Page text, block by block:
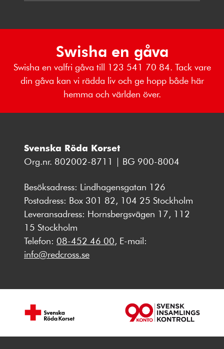
Swisha en gåva
Swisha en valfri gåva till 123 541 70 84. Tack vare
din gåva kan vi rädda liv och ge hopp både här
hemma och världen över.
Svenska Röda Korset
Org.nr. 802002-8711 | BG 900-8004
Besöksadress: Lindhagensgatan 126
Postadress: Box 301 82, 104 25 Stockholm
Leveransadress: Hornsbergsvägen 17, 112
15 Stockholm
Telefon: 08-452 46 00, E-mail:
info@redcross.se